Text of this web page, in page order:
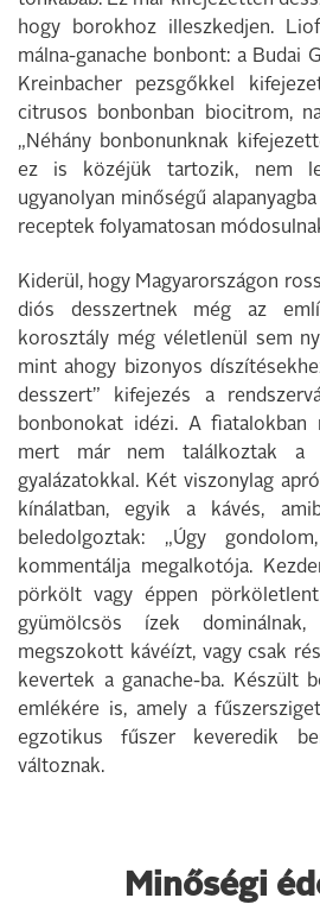
hogy borokhoz illeszkedjen.
málna-ganache bonbont: a Budai
Kreinbacher pezsgőkkel
citrusos bonbonban biocitrom,
„Néhány bonbonunknak
ez is közéjük tartozik, nem
ugyanolyan minőségű
receptek folyamatosan
Kiderül, hogy Magyarországon
diós desszertnek még az
korosztály még véletlenül sem
mint ahogy bizonyos
desszert” kifejezés a
bonbonokat idézi. A fiatalokban
mert már nem találkoztak a
gyalázatokkal. Két viszonylag
kínálatban, egyik a kávés,
beledolgoztak: „Úgy
kommentálja megalkotója.
pörkölt vagy éppen
gyümölcsös ízek
megszokott kávéízt, vagy csak
kevertek a ganache-ba. Készült
emlékére is, amely a
egzotikus fűszer keveredik
változnak.
Minőségi